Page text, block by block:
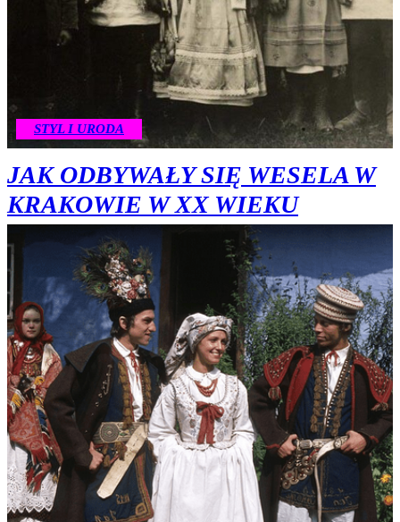
STYL I URODA
JAK ODBYWAŁY SIĘ WESELA W
KRAKOWIE W XX WIEKU